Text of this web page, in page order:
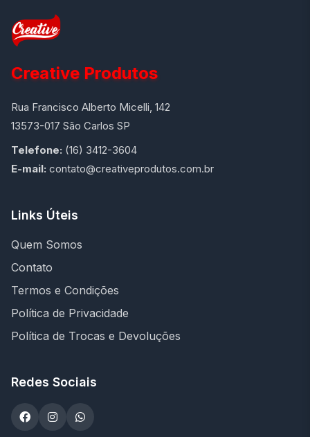
Creative Produtos
Rua Francisco Alberto Micelli, 142
13573-017 São Carlos SP
Telefone: (16) 3412-3604
E-mail: contato@creativeprodutos.com.br
Links Úteis
Quem Somos
Contato
Termos e Condições
Política de Privacidade
Política de Trocas e Devoluções
Redes Sociais